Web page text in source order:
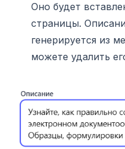
Оно будет
страницы.
генерируется из
можете удалить